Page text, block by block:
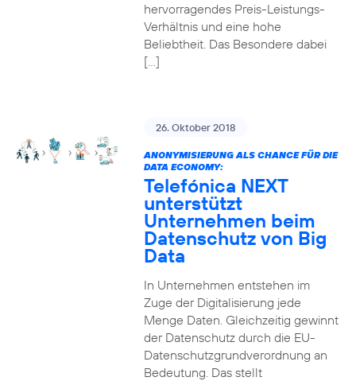
hervorragendes Preis-Leistungs-
Verhältnis und eine hohe
Beliebtheit. Das Besondere dabei
[…]
26. Oktober 2018
ANONYMISIERUNG ALS CHANCE FÜR DIE
DATA ECONOMY:
Telefónica NEXT
unterstützt
Unternehmen beim
Datenschutz von Big
Data
In Unternehmen entstehen im
Zuge der Digitalisierung jede
Menge Daten. Gleichzeitig gewinnt
der Datenschutz durch die EU-
Datenschutzgrundverordnung an
Bedeutung. Das stellt